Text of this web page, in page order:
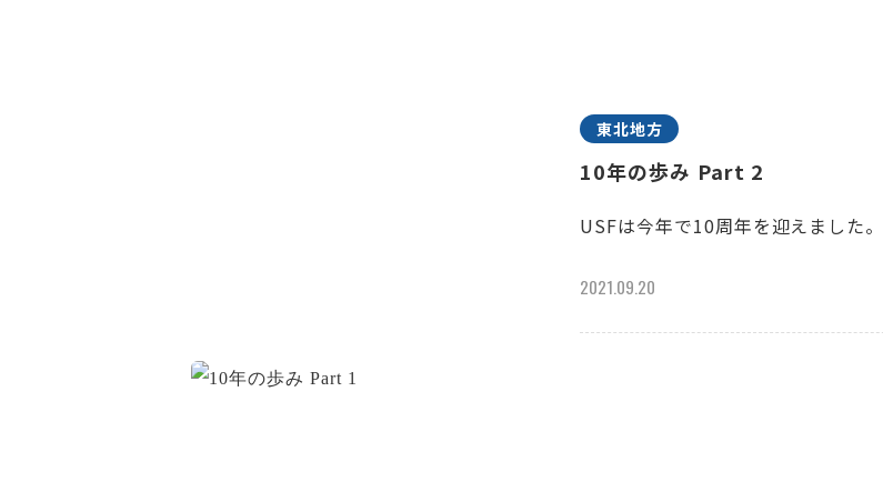
東北地方
10年の歩み Part 2
USFは今年で10周年を迎えました。
2021.09.20